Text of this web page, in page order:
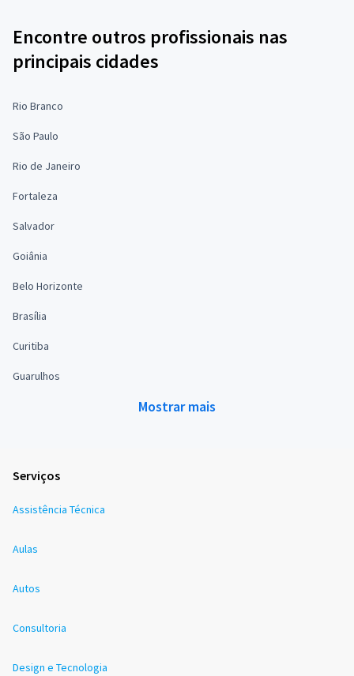
Encontre outros profissionais nas
principais cidades
Rio Branco
São Paulo
Rio de Janeiro
Fortaleza
Salvador
Goiânia
Belo Horizonte
Brasília
Curitiba
Guarulhos
Mostrar mais
Serviços
Assistência Técnica
Aulas
Autos
Consultoria
Design e Tecnologia